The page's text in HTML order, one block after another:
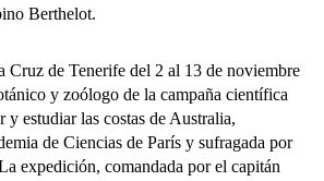
Berthelot.
de Tenerife del 2 al 13 de noviembre
y zoólogo de la campaña científica
y estudiar las costas de Australia,
de Ciencias de París y sufragada por
expedición, comandada por el capitán